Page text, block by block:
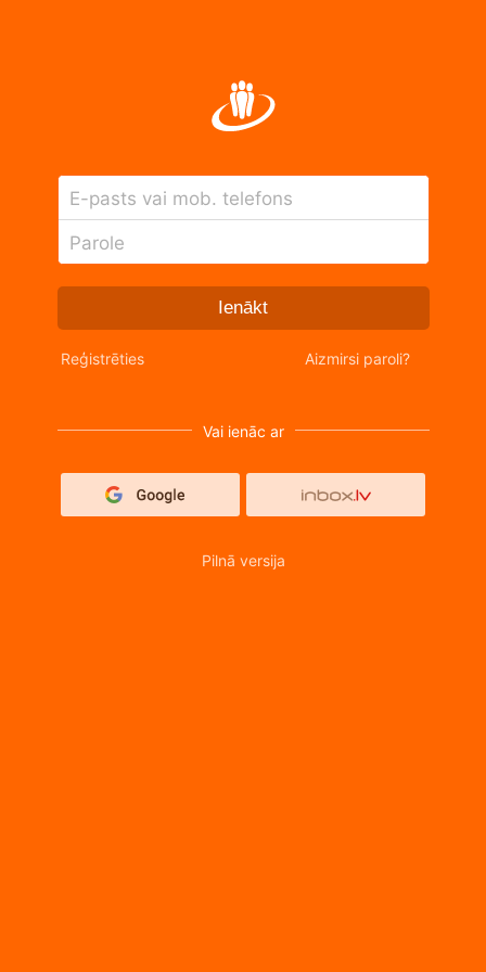
E-pasts vai mob. telefons
Parole
Ienākt
Reģistrēties Aizmirsi paroli?
Vai ienāc ar
Pilnā versija